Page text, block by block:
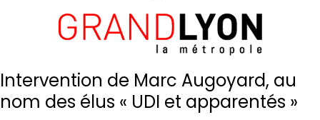
Intervention de Marc Augoyard, au
nom des élus « UDI et apparentés »